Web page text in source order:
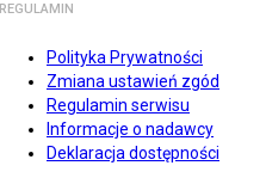
REGULAMIN
Polityka Prywatności
Zmiana ustawień zgód
Regulamin serwisu
Informacje o nadawcy
Deklaracja dostępności